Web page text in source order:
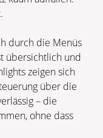
durch die Menüs
übersichtlich und
zeigen sich
über die
– die
ohne dass